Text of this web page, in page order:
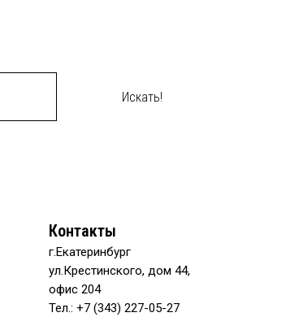
Искать!
Контакты
г.Екатеринбург
ул.Крестинского, дом 44,
офис 204
Тел.: +7 (343) 227-05-27